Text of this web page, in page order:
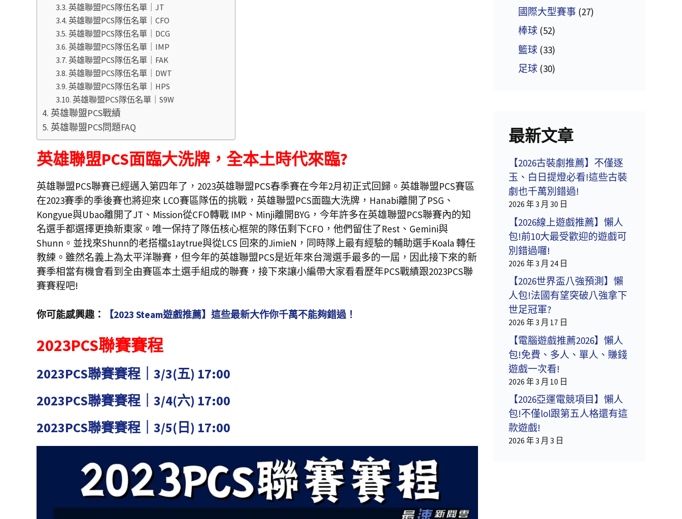
英雄聯盟PCS隊伍名單｜JT
英雄聯盟PCS隊伍名單｜CFO
英雄聯盟PCS隊伍名單｜DCG
英雄聯盟PCS隊伍名單｜IMP
英雄聯盟PCS隊伍名單｜FAK
英雄聯盟PCS隊伍名單｜DWT
英雄聯盟PCS隊伍名單｜HPS
英雄聯盟PCS隊伍名單｜S9W
英雄聯盟PCS戰績
英雄聯盟PCS問題FAQ
英雄聯盟PCS面臨大洗牌，全本土時代來臨?
英雄聯盟PCS聯賽已經邁入第四年了，2023英雄聯盟PCS春季賽在今年2月初正式回歸。英雄聯盟PCS賽區
在2023賽季的季後賽也將迎來 LCO賽區隊伍的挑戰，英雄聯盟PCS面臨大洗牌，Hanabi離開了PSG、
Kongyue與Ubao離開了JT、Mission從CFO轉戰 IMP、Minji離開BYG，今年許多在英雄聯盟PCS聯賽內的知
名選手都選擇更換新東家。唯一保持了隊伍核心框架的隊伍剩下CFO，他們留住了Rest、Gemini與
Shunn。並找來Shunn的老搭檔s1aytrue與從LCS 回來的JimieN，同時隊上最有經驗的輔助選手Koala 轉任
教練。雖然名義上為太平洋聯賽，但今年的英雄聯盟PCS是近年來台灣選手最多的一屆，因此接下來的新
賽季相當有機會看到全由賽區本土選手組成的聯賽，接下來讓小編帶大家看看歷年PCS戰績跟2023PCS聯
賽賽程吧!
你可能感興趣： 【2023 Steam遊戲推薦】這些最新大作你千萬不能夠錯過！
2023PCS聯賽賽程
2023PCS聯賽賽程｜3/3(五) 17:00
2023PCS聯賽賽程｜3/4(六) 17:00
2023PCS聯賽賽程｜3/5(日) 17:00
國際大型賽事 (27)
棒球 (52)
籃球 (33)
足球 (30)
最新文章
【2026古裝劇推薦】不僅逐
玉、白日提燈必看!這些古裝
劇也千萬別錯過!
2026 年 3 月 30 日
【2026線上遊戲推薦】懶人
包!前10大最受歡迎的遊戲可
別錯過囉!
2026 年 3 月 24 日
【2026世界盃八強預測】懶
人包!法國有望突破八強拿下
世足冠軍?
2026 年 3 月 17 日
【電腦遊戲推薦2026】懶人
包!免費、多人、單人、賺錢
遊戲一次看!
2026 年 3 月 10 日
【2026亞運電競項目】懶人
包!不僅lol跟第五人格還有這
款遊戲!
2026 年 3 月 3 日